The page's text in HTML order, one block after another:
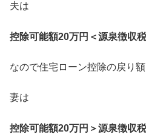
夫は
控除可能額20万円＜源泉徴収
なので住宅ローン控除の戻り
妻は
控除可能額20万円＞源泉徴収